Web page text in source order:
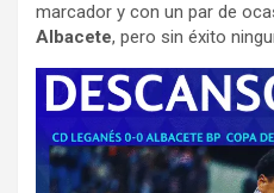
marcador y con un par de
Albacete, pero sin éxito